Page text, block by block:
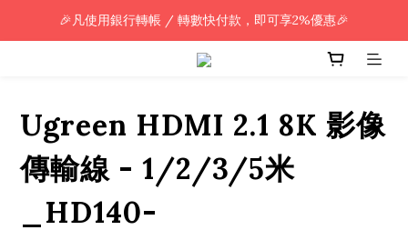
🎉凡使用銀行轉帳 / 轉數快付款，即可享2%優惠🎉
🎉凡使用銀行轉帳 / 轉數快付款，即可享2%優惠🎉
全單購買滿HK$800.00，即享免運優惠 (只限香港)
Ugreen HDMI 2.1 8K 影像
傳輸線 - 1/2/3/5米
_HD140-